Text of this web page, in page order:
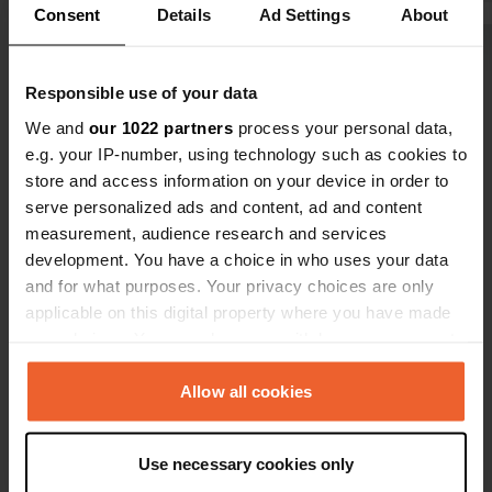
Consent Details Ad Settings About
Responsible use of your data
We and our 1022 partners process your personal data,
e.g. your IP-number, using technology such as cookies to
store and access information on your device in order to
serve personalized ads and content, ad and content
measurement, audience research and services
development. You have a choice in who uses your data
and for what purposes. Your privacy choices are only
applicable on this digital property where you have made
any time from the Cookie Declaration or by clicking on
the Privacy trigger icon.
Collect information about your geographical location
Allow all cookies
Use necessary cookies only
neufs et impeccables. La longue
plage est à deux minutes à pied et, un
propre.
croiser
Es-tu déjà venu ici ?
Contact
270 54, Zacharo, Grèce
Coordonnées
37° 24' 41" N 21° 40' 4" E